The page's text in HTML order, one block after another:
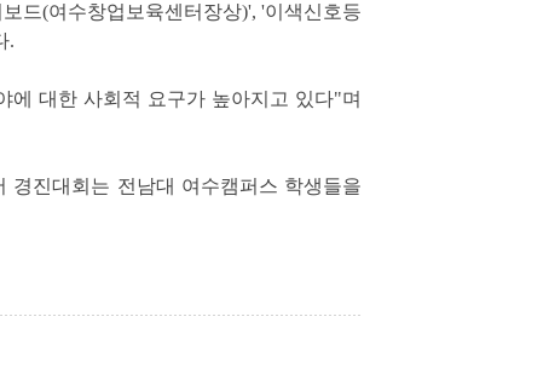
드(여수창업보육센터장상)', '이색신호등
.
에 대한 사회적 요구가 높아지고 있다"며
경진대회는 전남대 여수캠퍼스 학생들을